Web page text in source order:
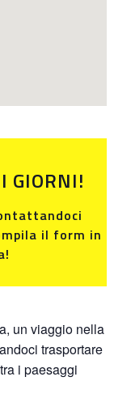
GIORNI!
il form in
un viaggio nella
trasportare
i paesaggi